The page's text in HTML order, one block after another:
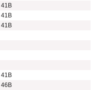
41B
41B
41B
41B
46B